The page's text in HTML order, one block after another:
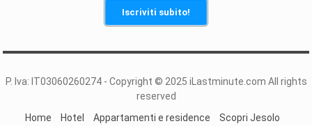
Iscriviti subito!
P. Iva: IT03060260274 - Copyright © 2025 iLastminute.com All rights
reserved
Home
Hotel Appartamenti e residence Scopri Jesolo